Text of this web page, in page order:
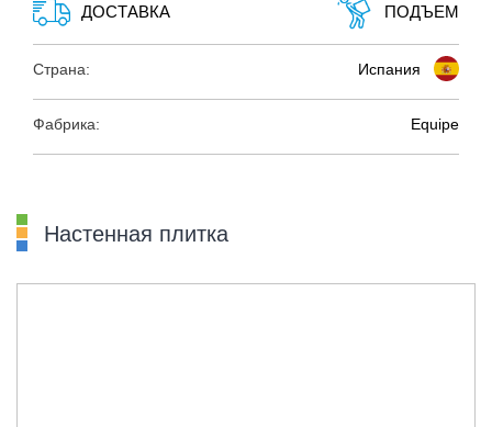
ДОСТАВКА ПОДЪЕМ
Страна: Испания
Фабрика: Equipe
Настенная плитка